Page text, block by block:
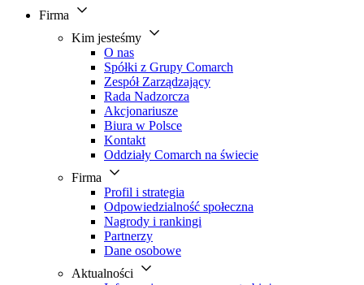
Firma
Kim jesteśmy
O nas
Spółki z Grupy Comarch
Zespół Zarządzający
Rada Nadzorcza
Akcjonariusze
Biura w Polsce
Kontakt
Oddziały Comarch na świecie
Firma
Profil i strategia
Odpowiedzialność społeczna
Nagrody i rankingi
Partnerzy
Dane osobowe
Aktualności